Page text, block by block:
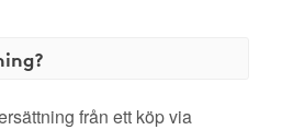
från ett köp via